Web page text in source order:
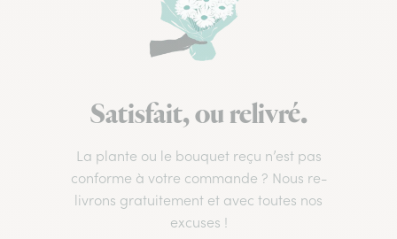
Satisfait, ou relivré.
La plante ou le bouquet reçu n’est pas
conforme à votre commande ? Nous re-
livrons gratuitement et avec toutes nos
excuses !